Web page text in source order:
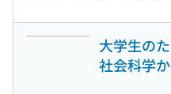
大学生の
社会科学